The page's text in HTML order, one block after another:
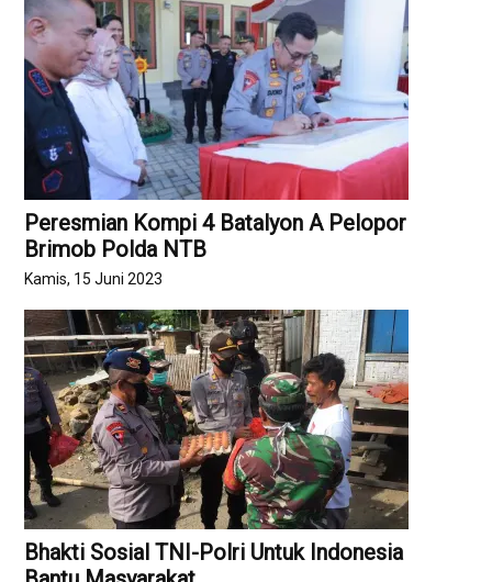
Peresmian Kompi 4 Batalyon A Pelopor
Brimob Polda NTB
Kamis, 15 Juni 2023
Bhakti Sosial TNI-Polri Untuk Indonesia